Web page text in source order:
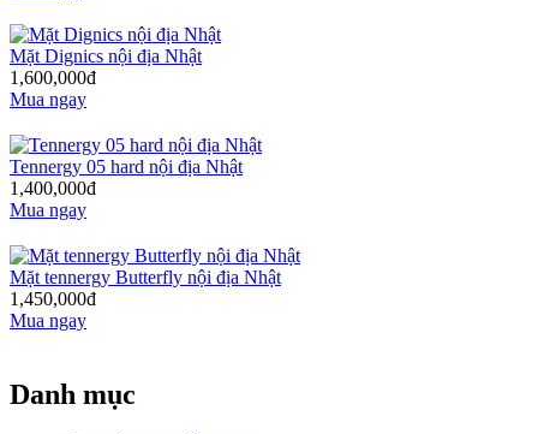
Mặt Dignics nội địa Nhật
1,600,000đ
Mua ngay
Tennergy 05 hard nội địa Nhật
1,400,000đ
Mua ngay
Mặt tennergy Butterfly nội địa Nhật
1,450,000đ
Mua ngay
Danh mục